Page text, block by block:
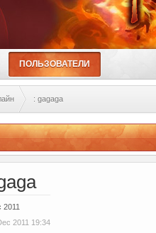
ПОЛЬЗОВАТЕЛИ
: gagaga
2011
2011 19:34